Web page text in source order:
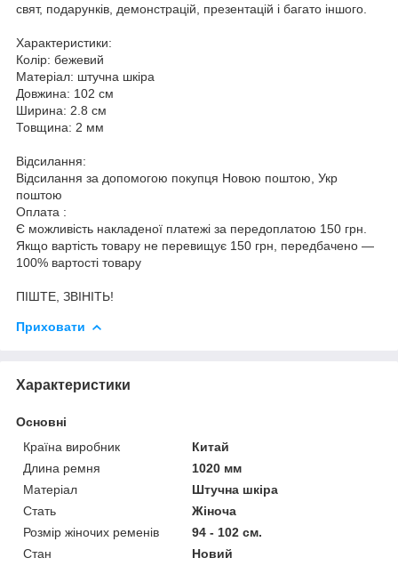
свят, подарунків, демонстрацій, презентацій і багато іншого.
Характеристики:
Колір: бежевий
Матеріал: штучна шкіра
Довжина: 102 см
Ширина: 2.8 см
Товщина: 2 мм
Відсилання:
Відсилання за допомогою покупця Новою поштою, Укр
поштою
Оплата :
Є можливість накладеної платежі за передоплатою 150 грн.
Якщо вартість товару не перевищує 150 грн, передбачено —
100% вартості товару
ПІШТЕ, ЗВІНІТЬ!
Приховати
Характеристики
Основні
Країна виробник
Китай
Длина ремня
1020 мм
Матеріал
Штучна шкіра
Стать
Жіноча
Розмір жіночих ременів
94 - 102 см.
Стан
Новий